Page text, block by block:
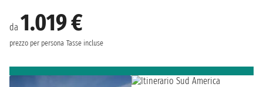
da 1.019 €
prezzo per persona Tasse incluse